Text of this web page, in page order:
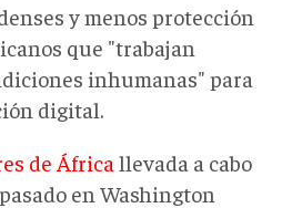
y menos protección
que "trabajan
inhumanas" para
digital.
de África llevada a cabo
en Washington